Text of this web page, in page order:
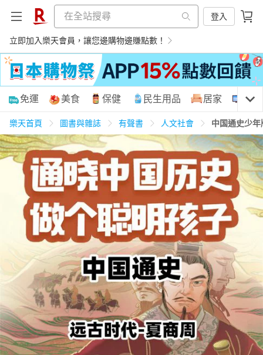
登入
立即加入樂天會員，讓您邊購物邊賺點數！
購物網分類
天天免運 美食蛋糕 養生保健 民生用品
居家生活 3C家電 運動休閒 親子玩具
女裝 男裝 化妝保養 情趣用品
日本購物 電子/紙本書
HOT
免運 美食 保健 民生用品 居家 3C
樂天首頁 圖書與雜誌 有聲書 人文社會 中国通史少